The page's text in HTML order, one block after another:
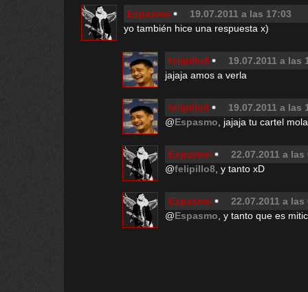
Espasmo
19.07.2011 a las 17:03
yo también hice una respuesta x)
felipillo8
19.07.2011 a las
jajaja amos a verla
felipillo8
19.07.2011 a las
@Espasmo , jajaja tu cartel
Espasmo
22.07.2011 a las
@felipillo8 , y tanto xD
Espasmo
22.07.2011 a las
@Espasmo , y tanto que es